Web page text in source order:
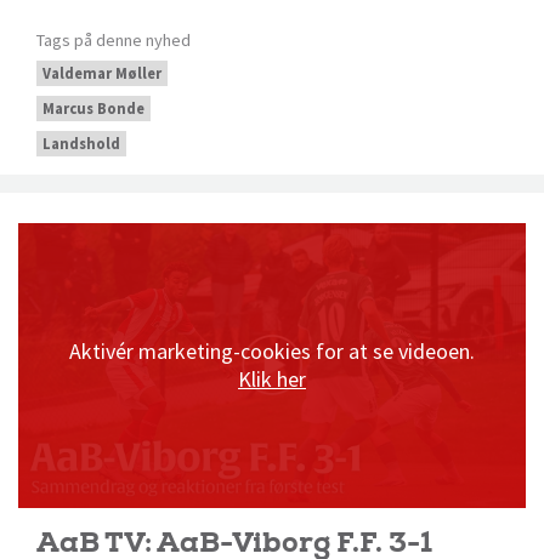
Tags på denne nyhed
Valdemar Møller
Marcus Bonde
Landshold
Aktivér marketing-cookies for at se videoen.
Klik her
AaB TV: AaB-Viborg F.F. 3-1